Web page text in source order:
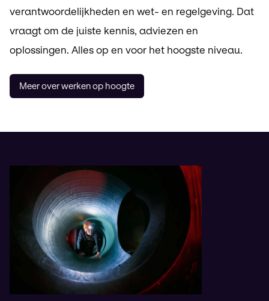
verantwoordelijkheden en wet- en regelgeving. Dat
vraagt om de juiste kennis, adviezen en
oplossingen. Alles op en voor het hoogste niveau.
Meer over werken op hoogte